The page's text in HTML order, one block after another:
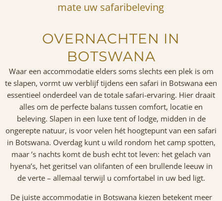
mate uw safaribeleving
OVERNACHTEN IN
BOTSWANA
Waar een accommodatie elders soms slechts een plek is om
te slapen, vormt uw verblijf tijdens een safari in Botswana een
essentieel onderdeel van de totale safari-ervaring. Hier draait
alles om de perfecte balans tussen comfort, locatie en
beleving. Slapen in een luxe tent of lodge, midden in de
ongerepte natuur, is voor velen hét hoogtepunt van een safari
in Botswana. Overdag kunt u wild rondom het camp spotten,
maar ’s nachts komt de bush echt tot leven: het gelach van
hyena’s, het geritsel van olifanten of een brullende leeuw in
de verte – allemaal terwijl u comfortabel in uw bed ligt.
De juiste accommodatie in Botswana kiezen betekent meer